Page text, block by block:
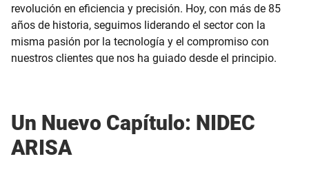
revolución en eficiencia y precisión. Hoy, con más de 85
años de historia, seguimos liderando el sector con la
misma pasión por la tecnología y el compromiso con
nuestros clientes que nos ha guiado desde el principio.
Un Nuevo Capítulo: NIDEC
ARISA